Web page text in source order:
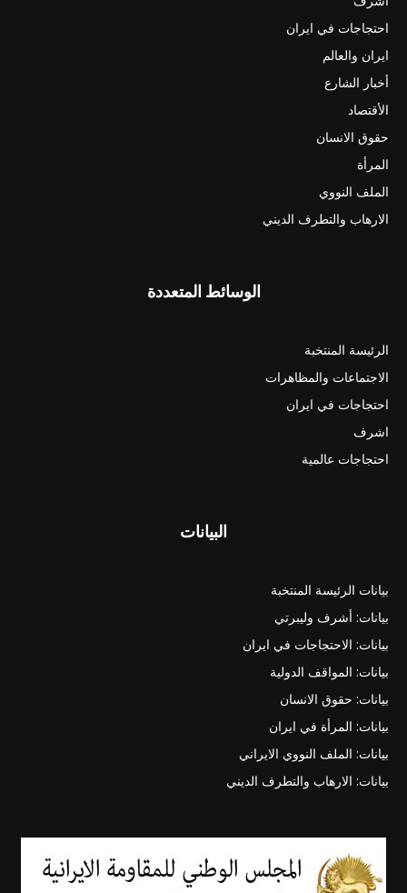
احتجاجات في ايران
ايران والعالم
أخبار الشارع
الأقتصاد
حقوق الانسان
المرأة
الملف النووي
الارهاب والتطرف الديني
الوسائط المتعددة
الرئيسة المنتخبة
الاجتماعات والمظاهرات
احتجاجات في ايران
اشرف
احتجاجات عالمية
البيانات
بيانات الرئيسة المنتخبة
بيانات: أشرف وليبرتي
بيانات: الاحتجاجات في ايران
بيانات: المواقف الدولية
بيانات: حقوق الانسان
بيانات: المرأة في ايران
بيانات: الملف النووي الايراني
بيانات: الارهاب والتطرف الديني